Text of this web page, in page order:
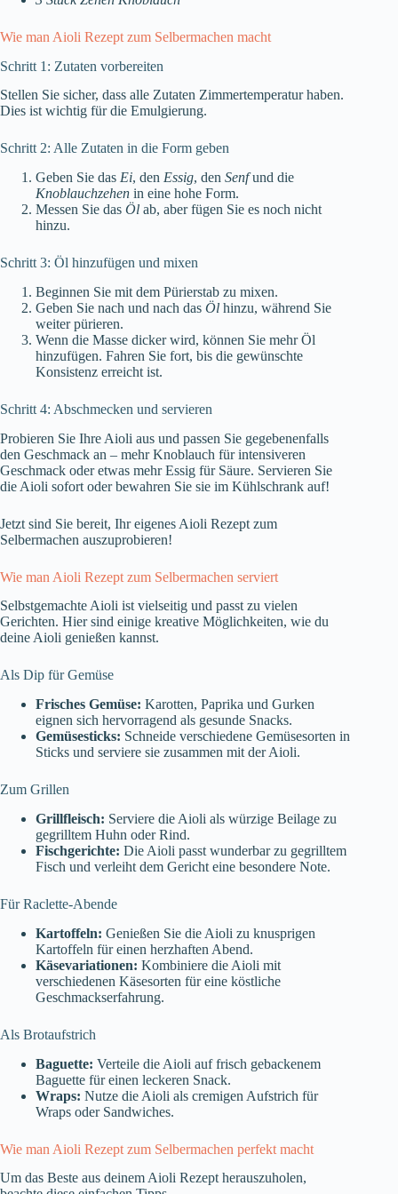
Wie man Aioli Rezept zum Selbermachen macht
Schritt 1: Zutaten vorbereiten
Stellen Sie sicher, dass alle Zutaten Zimmertemperatur haben.
Dies ist wichtig für die Emulgierung.
Schritt 2: Alle Zutaten in die Form geben
Geben Sie das Ei, den Essig, den Senfund die
Knoblauchzehen in eine hohe Form.
Messen Sie das Öl ab, aber fügen Sie es noch nicht
hinzu.
Schritt 3: Öl hinzufügen und mixen
Beginnen Sie mit dem Pürierstab zu mixen.
Geben Sie nach und nach das Öl hinzu, während Sie
weiter pürieren.
Wenn die Masse dicker wird, können Sie mehr Öl
hinzufügen. Fahren Sie fort, bis die gewünschte
Konsistenz erreicht ist.
Schritt 4: Abschmecken und servieren
Probieren Sie Ihre Aioli aus und passen Sie gegebenenfalls
den Geschmack an – mehr Knoblauch für intensiveren
Geschmack oder etwas mehr Essig für Säure. Servieren Sie
die Aioli sofort oder bewahren Sie sie im Kühlschrank auf!
Jetzt sind Sie bereit, Ihr eigenes Aioli Rezept zum
Selbermachen auszuprobieren!
Wie man Aioli Rezept zum Selbermachen serviert
Selbstgemachte Aioli ist vielseitig und passt zu vielen
Gerichten. Hier sind einige kreative Möglichkeiten, wie du
deine Aioli genießen kannst.
Als Dip für Gemüse
Frisches Gemüse: Karotten, Paprika und Gurken
eignen sich hervorragend als gesunde Snacks.
Gemüsesticks: Schneide verschiedene Gemüsesorten in
Sticks und serviere sie zusammen mit der Aioli.
Zum Grillen
Grillfleisch: Serviere die Aioli als würzige Beilage zu
gegrilltem Huhn oder Rind.
Fischgerichte: Die Aioli passt wunderbar zu gegrilltem
Fisch und verleiht dem Gericht eine besondere Note.
Für Raclette-Abende
Kartoffeln: Genießen Sie die Aioli zu knusprigen
Kartoffeln für einen herzhaften Abend.
Käsevariationen: Kombiniere die Aioli mit
verschiedenen Käsesorten für eine köstliche
Geschmackserfahrung.
Als Brotaufstrich
Baguette: Verteile die Aioli auf frisch gebackenem
Baguette für einen leckeren Snack.
Wraps: Nutze die Aioli als cremigen Aufstrich für
Wraps oder Sandwiches.
Wie man Aioli Rezept zum Selbermachen perfekt macht
Um das Beste aus deinem Aioli Rezept herauszuholen,